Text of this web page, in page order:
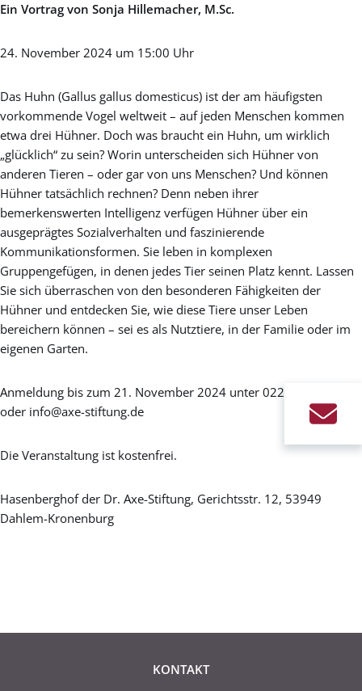
Ein Vortrag von Sonja Hillemacher, M.Sc.
24. November 2024 um 15:00 Uhr
Das Huhn (Gallus gallus domesticus) ist der am häufigsten
vorkommende Vogel weltweit – auf jeden Menschen kommen
etwa drei Hühner. Doch was braucht ein Huhn, um wirklich
„glücklich“ zu sein? Worin unterscheiden sich Hühner von
anderen Tieren – oder gar von uns Menschen? Und können
Hühner tatsächlich rechnen? Denn neben ihrer
bemerkenswerten Intelligenz verfügen Hühner über ein
ausgeprägtes Sozialverhalten und faszinierende
Kommunikationsformen. Sie leben in komplexen
Gruppengefügen, in denen jedes Tier seinen Platz kennt. Lassen
Sie sich überraschen von den besonderen Fähigkeiten der
Hühner und entdecken Sie, wie diese Tiere unser Leben
bereichern können – sei es als Nutztiere, in der Familie oder im
eigenen Garten.
Anmeldung bis zum 21. November 2024 unter 0228-241218
oder info@axe-stiftung.de
Die Veranstaltung ist kostenfrei.
Hasenberghof der Dr. Axe-Stiftung, Gerichtsstr. 12, 53949
Dahlem-Kronenburg
KONTAKT